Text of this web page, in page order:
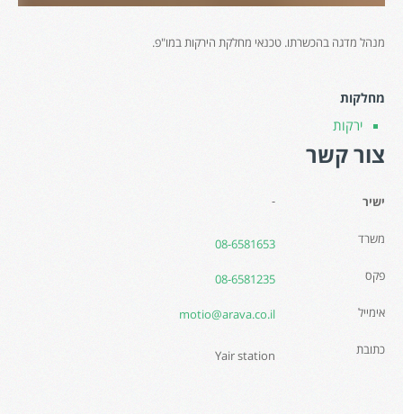
מנהל מדגה בהכשרתו. טכנאי מחלקת הירקות במו"פ.
מחלקות
ירקות
צור קשר
ישיר
משרד
פקס
אימייל
כתובת
-
08-6581653
08-6581235
motio@arava.co.il
Yair station